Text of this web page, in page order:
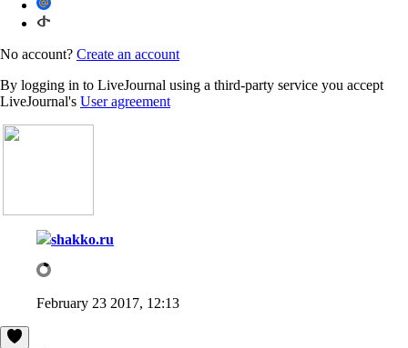
No account? Create an account
By logging in to LiveJournal using a third-party service you accept
LiveJournal's User agreement
shakko.ru
February 23 2017, 12:13